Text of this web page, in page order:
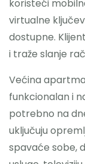
koristeći
virtualne
dostupne.
i traže slanje
Većina
funkcionalan i
potrebno na
uključuju
spavaće sobe,